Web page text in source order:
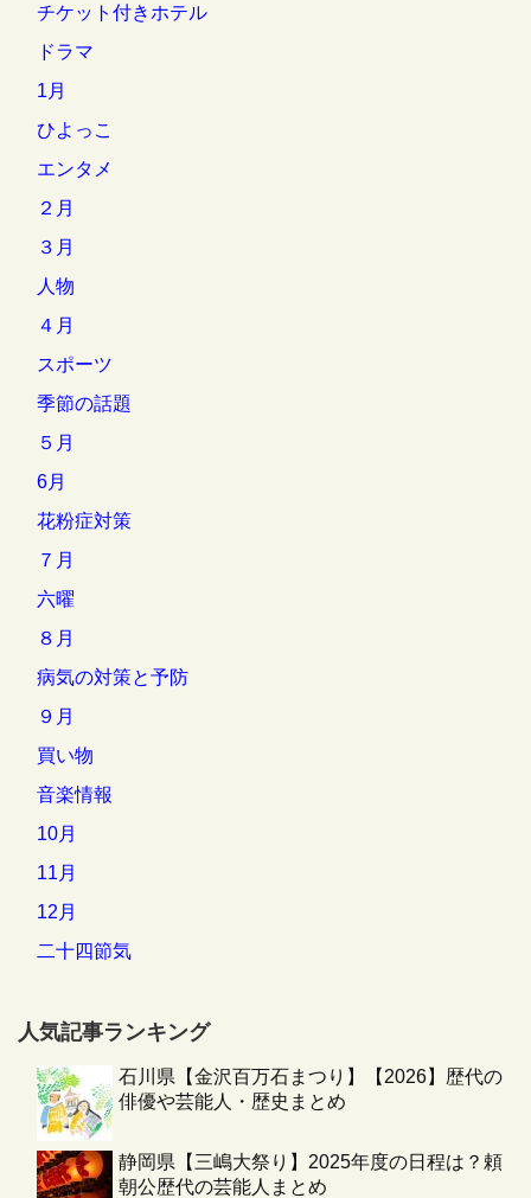
チケット付きホテル
ドラマ
1月
ひよっこ
エンタメ
２月
３月
人物
４月
スポーツ
季節の話題
５月
6月
花粉症対策
７月
六曜
８月
病気の対策と予防
９月
買い物
音楽情報
10月
11月
12月
二十四節気
人気記事ランキング
石川県【金沢百万石まつり】【2026】歴代の
俳優や芸能人・歴史まとめ
静岡県【三嶋大祭り】2025年度の日程は？頼
朝公歴代の芸能人まとめ